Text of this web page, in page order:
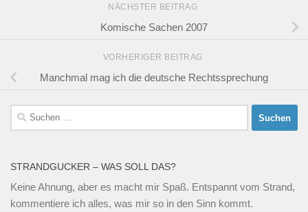
NÄCHSTER BEITRAG
Komische Sachen 2007
VORHERIGER BEITRAG
Manchmal mag ich die deutsche Rechtssprechung
Suchen
nach:
STRANDGUCKER – WAS SOLL DAS?
Keine Ahnung, aber es macht mir Spaß. Entspannt vom Strand,
kommentiere ich alles, was mir so in den Sinn kommt.